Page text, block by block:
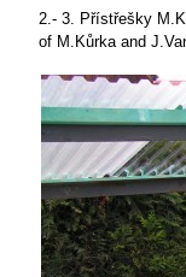
2.- 3. Přístřešky
of M.Kůrka and